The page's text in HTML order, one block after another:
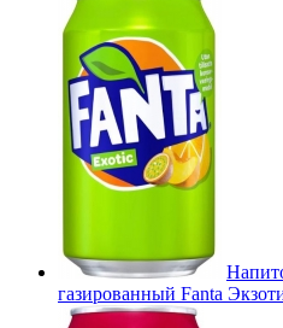
газированный Fanta